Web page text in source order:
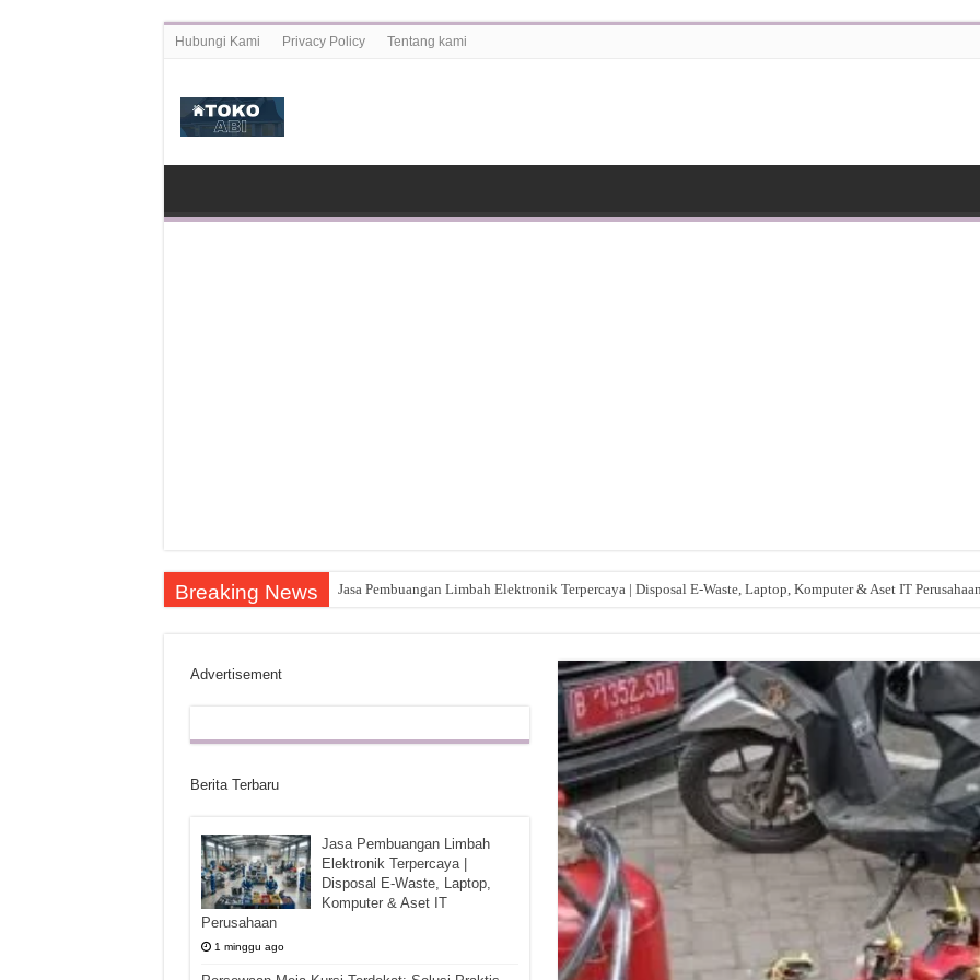
Hubungi Kami Privacy Policy Tentang kami
Breaking News Jasa Pembuangan Limbah Elektronik Terpercaya | Disposal E-Waste, Laptop, Komputer & Aset IT
Advertisement
Berita Terbaru
Jasa Pembuangan Limbah
Elektronik Terpercaya |
Disposal E-Waste, Laptop,
Komputer & Aset IT
Perusahaan
1 minggu ago